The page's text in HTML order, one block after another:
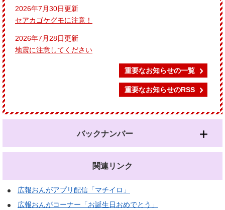
2026年7月30日更新
セアカゴケグモに注意！
2026年7月28日更新
地震に注意してください
重要なお知らせの一覧
重要なお知らせのRSS
バックナンバー
関連リンク
広報おんがアプリ配信「マチイロ」
広報おんがコーナー「お誕生日おめでとう」